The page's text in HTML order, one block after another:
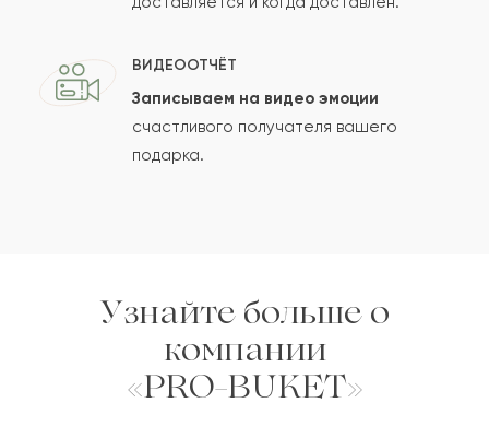
Отзыв будет опубликован после проверки.
Проверяем на спам.
ВИДЕООТЧЁТ
Записываем на видео эмоции
счастливого получателя вашего
подарка.
Узнайте больше о
компании
«PRO-BUKET»